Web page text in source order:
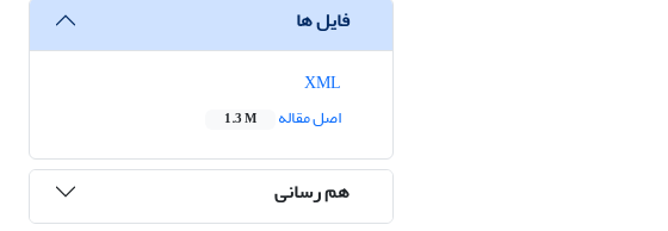
فایل ها
اصل مقاله
1.3 M
هم رسانی